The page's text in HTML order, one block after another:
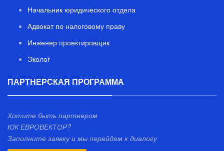
Начальник юридического отдела
Адвокат по налоговому праву
Инженер проектировщик
Эколог
ПАРТНЕРСКАЯ ПРОГРАММА
Хотите быть партнером
ЮК ЕВРОВЕКТОР?
Заполните заявку и мы перейдем к диалогу